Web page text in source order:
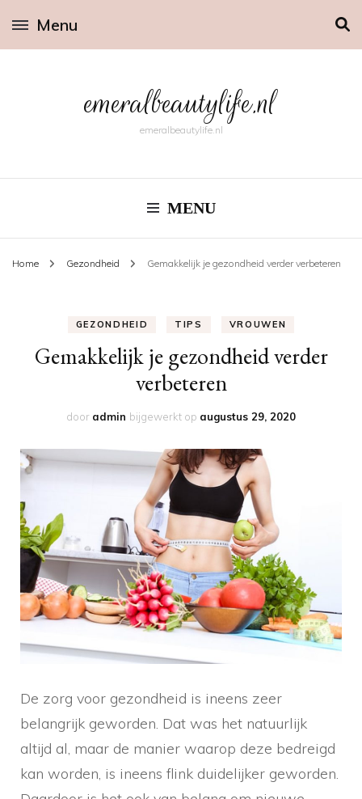
Menu
emeralbeautylife.nl
emeralbeautylife.nl
MENU
Home Gezondheid Gemakkelijk je gezondheid verder verbeteren
GEZONDHEID TIPS VROUWEN
Gemakkelijk je gezondheid verder
verbeteren
door admin bijgewerkt op augustus 29, 2020
De zorg voor gezondheid is ineens zeer
belangrijk geworden. Dat was het natuurlijk
altijd al, maar de manier waarop deze bedreigd
kan worden, is ineens flink duidelijker geworden.